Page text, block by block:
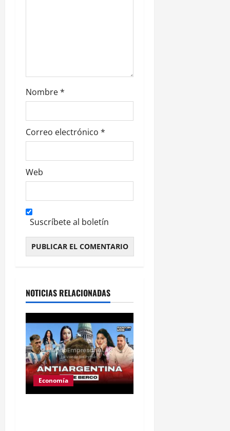
a
s
Nombre*
Correo electrónico *
Web
Suscríbete al boletín
NOTICIAS RELACIONADAS
Economía